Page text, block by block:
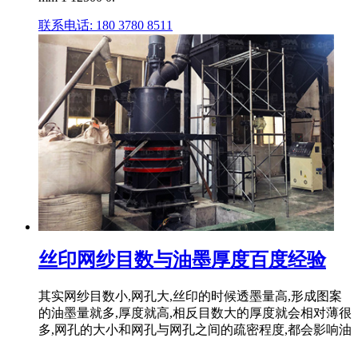
联系电话: 180 3780 8511
丝印网纱目数与油墨厚度百度经验
其实网纱目数小,网孔大,丝印的时候透墨量高,形成图案
的油墨量就多,厚度就高,相反目数大的厚度就会相对薄很
多,网孔的大小和网孔与网孔之间的疏密程度,都会影响油